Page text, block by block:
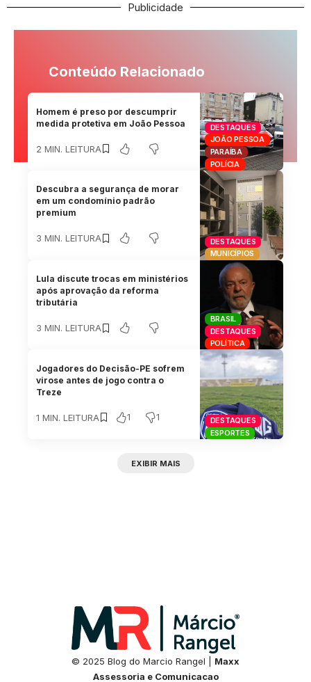
Publicidade
Conteúdo Relacionado
DESTAQUES
JOÃO PESSOA
PARAÍBA
POLÍCIA
Homem é preso por descumprir
medida protetiva em João Pessoa
2 MIN. LEITURA
DESTAQUES
MUNICÍPIOS
Descubra a segurança de morar
em um condomínio padrão
premium
3 MIN. LEITURA
BRASIL
DESTAQUES
POLÍTICA
Lula discute trocas em ministérios
após aprovação da reforma
tributária
3 MIN. LEITURA
DESTAQUES
ESPORTES
Jogadores do Decisão-PE sofrem
virose antes de jogo contra o
Treze
1 MIN. LEITURA 1 1
EXIBIR MAIS
© 2025 Blog do Marcio Rangel | Maxx
Assessoria e Comunicacao